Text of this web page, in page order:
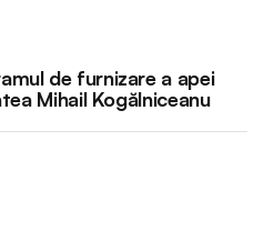
de furnizare a apei
Mihail Kogălniceanu